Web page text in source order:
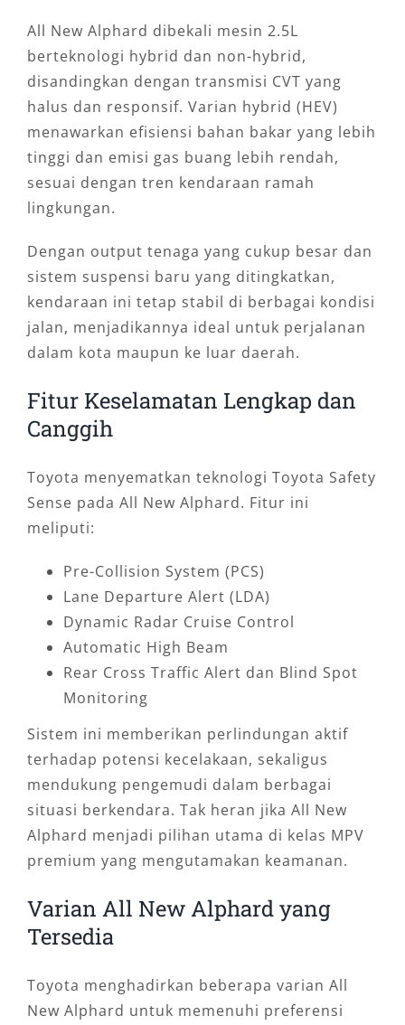
All New Alphard dibekali mesin 2.5L
berteknologi hybrid dan non-hybrid,
disandingkan dengan transmisi CVT yang
halus dan responsif. Varian hybrid (HEV)
menawarkan efisiensi bahan bakar yang lebih
tinggi dan emisi gas buang lebih rendah,
sesuai dengan tren kendaraan ramah
lingkungan.
Dengan output tenaga yang cukup besar dan
sistem suspensi baru yang ditingkatkan,
kendaraan ini tetap stabil di berbagai kondisi
jalan, menjadikannya ideal untuk perjalanan
dalam kota maupun ke luar daerah.
Fitur Keselamatan Lengkap dan
Canggih
Toyota menyematkan teknologi Toyota Safety
Sense pada All New Alphard. Fitur ini
meliputi:
Pre-Collision System (PCS)
Lane Departure Alert (LDA)
Dynamic Radar Cruise Control
Automatic High Beam
Rear Cross Traffic Alert dan Blind Spot
Monitoring
Sistem ini memberikan perlindungan aktif
terhadap potensi kecelakaan, sekaligus
mendukung pengemudi dalam berbagai
situasi berkendara. Tak heran jika All New
Alphard menjadi pilihan utama di kelas MPV
premium yang mengutamakan keamanan.
Varian All New Alphard yang
Tersedia
Toyota menghadirkan beberapa varian All
New Alphard untuk memenuhi preferensi